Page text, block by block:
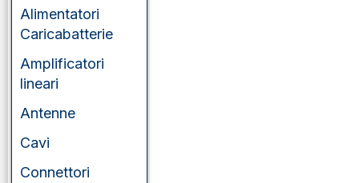
Alimentatori
Caricabatterie
Amplificatori
lineari
Antenne
Cavi
Connettori